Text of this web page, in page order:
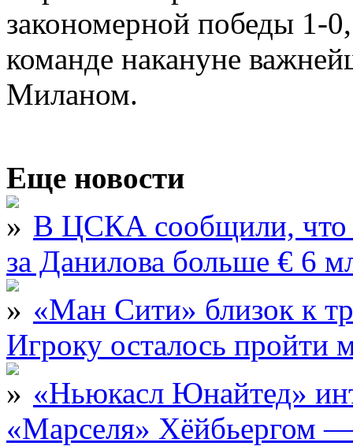
закономерной победы 1-
команде накануне
Миланом.
Еще новости
В ЦСКА сообщили, что
за Данилова больше € 6
«Ман Сити» близок к
Игроку осталось
«Ньюкасл Юнайтед»
«Марселя» Хёйбьергом